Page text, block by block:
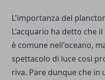
L'importanza del
L'acquario ha detto che
è comune nell'oceano,
spettacolo di luce così
riva. Pare dunque che in